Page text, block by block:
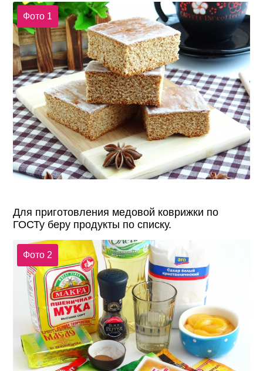
Фото 1
Для приготовления медовой коврижки по
ГОСТу беру продукты по списку.
Фото 2